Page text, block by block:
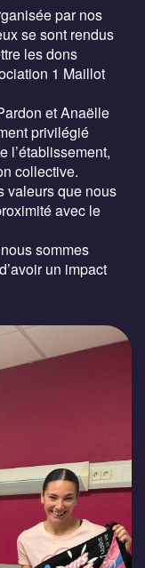
les dons
l’association
par nos
se sont rendus
les dons
1 Maillot
et Anaëlle
privilégié
l’établissement,
collective.
valeurs que nous
avec le
sommes
un impact